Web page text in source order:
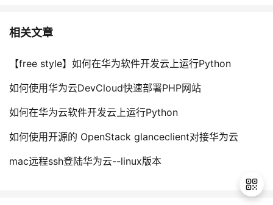
相关文章
【free style】如何在华为软件开发云上运行Python
如何使用华为云DevCloud快速部署PHP网站
如何在华为云软件开发云上运行Python
如何使用开源的 OpenStack glanceclient对接华为云
mac远程ssh登陆华为云--linux版本